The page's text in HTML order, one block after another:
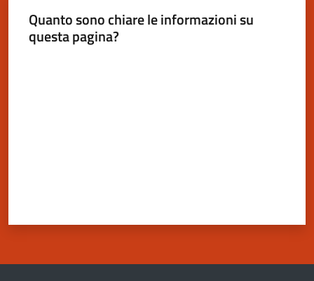
Quanto sono chiare le informazioni su
questa pagina?